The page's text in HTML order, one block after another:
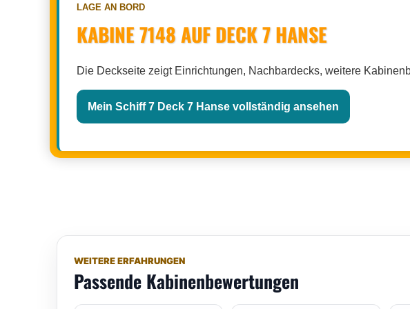
LAGE AN BORD
KABINE 7148 AUF DECK 7 HANSE
Die Deckseite zeigt Einrichtungen, Nachbardecks, weitere
Mein Schiff 7 Deck 7 Hanse vollständig ansehen
WEITERE ERFAHRUNGEN
Passende Kabinenbewertungen